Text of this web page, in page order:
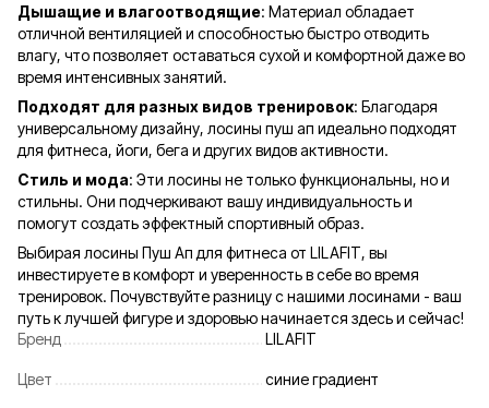
Дышащие и влагоотводящие: Материал обладает
отличной вентиляцией и способностью быстро отводить
влагу, что позволяет оставаться сухой и комфортной даже во
время интенсивных занятий.
Подходят для разных видов тренировок: Благодаря
универсальному дизайну, лосины пуш ап идеально подходят
для фитнеса, йоги, бега и других видов активности.
Стиль и мода: Эти лосины не только функциональны, но и
стильны. Они подчеркивают вашу индивидуальность и
помогут создать эффектный спортивный образ.
Выбирая лосины Пуш Ап для фитнеса от LILAFIT, вы
инвестируете в комфорт и уверенность в себе во время
тренировок. Почувствуйте разницу с нашими лосинами - ваш
путь к лучшей фигуре и здоровью начинается здесь и сейчас!
Бренд
LILAFIT
Цвет синие градиент